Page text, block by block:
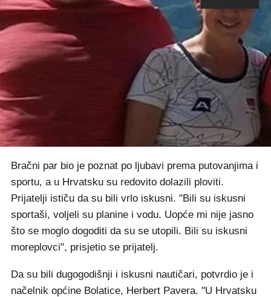
Bračni par bio je poznat po ljubavi prema putovanjima i
sportu, a u Hrvatsku su redovito dolazili ploviti.
Prijatelji ističu da su bili vrlo iskusni. "Bili su iskusni
sportaši, voljeli su planine i vodu. Uopće mi nije jasno
što se moglo dogoditi da su se utopili. Bili su iskusni
moreplovci", prisjetio se prijatelj.
Da su bili dugogodišnji i iskusni nautičari, potvrdio je i
načelnik općine Bolatice, Herbert Pavera. "U Hrvatsku